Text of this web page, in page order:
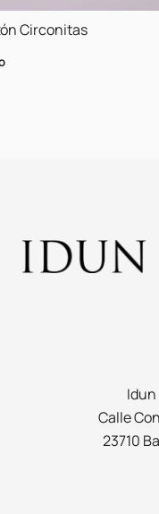
Circonitas
Idun
Calle
23710